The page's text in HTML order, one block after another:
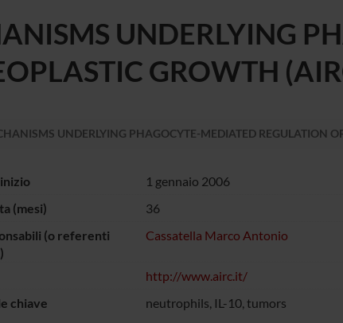
UNDERLYING
GROWTH
UNDERLYING PHAGOCYTE-MEDIATED REGULATION
1 gennaio 2006
(mesi)
36
(o referenti
Cassatella Marco Antonio
http://www.airc.it/
chiave
neutrophils, IL-10, tumors